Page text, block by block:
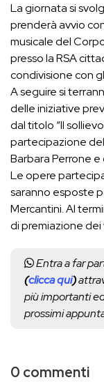
La giornata si
prenderà avvio
musicale del
presso la RSA
condivisione con
A seguire si
delle iniziative
dal titolo “Il
partecipazione
Barbara Perrone
Le opere
saranno esposte
Mercantini. Al
di premiazione dei
Entra a far
(clicca qui)
più importanti
prossimi
0 commenti